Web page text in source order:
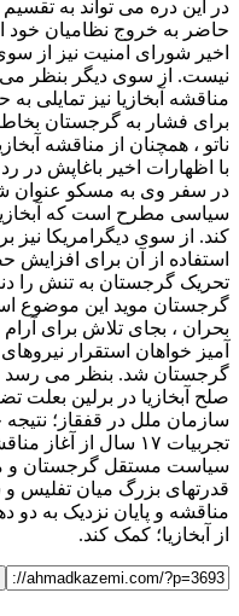
در این دره می تواند به
حاضر به خروج نظامیان
اخیر شورای امنیت نیز از
نیست. از سوی دیگر بنظر می
مناقشه آبخازیا نیز تمایلی
برای فشار به گرجستان
ناتو ، همچنان از مناقشه
با اظهارات اخیر باغاپش در
در سفر وی به مسکو عنوان
سیاسی مطرح است که
کند. از سوی دیگرامریکا نیز
استفاده از آن برای
تحریک گرجستان به تنش را
گرجستان موید این موضوع
بحران ، بجای تلاش برای
آمیز خواهان استقرار
گرجستان شد. بنظر می رسد
صلح آبخازیا در برلین بعلت
سازمان ملل در قفقاز؛
تجربیات ۱۷ سال از
سیاست مستقل گرجستان و
قدرتهای بزرگ میان تفلیس و
از آبخازیا؛ کمک کند.